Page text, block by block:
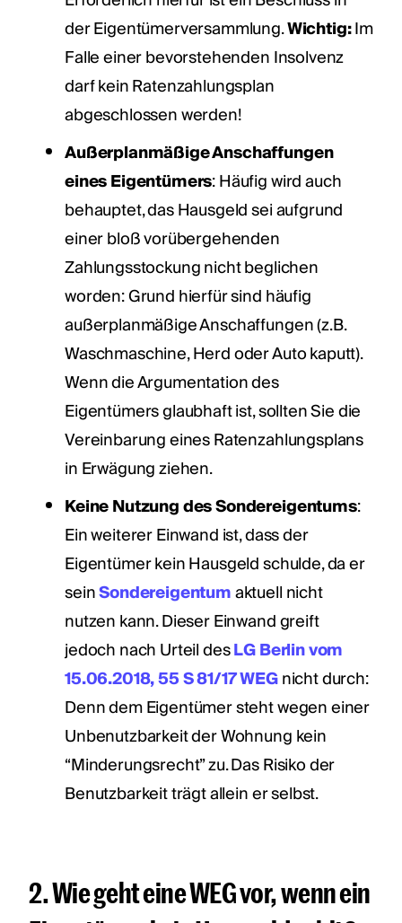
der Eigentümerversammlung.Wichtig:Im
Falle einer bevorstehenden Insolvenz
darf kein Ratenzahlungsplan
abgeschlossen werden!
Außerplanmäßige Anschaffungen
eines Eigentümers: Häufig wird auch
behauptet, das Hausgeld sei aufgrund
einer bloß vorübergehenden
Zahlungsstockung nicht beglichen
worden: Grund hierfür sind häufig
außerplanmäßige Anschaffungen (z.B.
Waschmaschine, Herd oder Auto kaputt).
Wenn die Argumentation des
Eigentümers glaubhaft ist, sollten Sie die
Vereinbarung eines Ratenzahlungsplans
in Erwägung ziehen.
Keine Nutzung des Sondereigentums:
Ein weiterer Einwand ist, dass der
Eigentümer kein Hausgeld schulde, da er
seinSondereigentumaktuell nicht
nutzen kann. Dieser Einwand greift
jedoch nach Urteil desLG Berlin vom
15.06.2018, 55 S 81/17 WEGnicht durch:
Denn dem Eigentümer steht wegen einer
Unbenutzbarkeit der Wohnung kein
“Minderungsrecht” zu. Das Risiko der
Benutzbarkeit trägt allein er selbst.
2. Wie geht eine WEG vor, wenn ein